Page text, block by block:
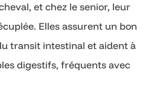
et chez le senior, leur
Elles assurent un bon
transit intestinal et aident à
digestifs, fréquents avec